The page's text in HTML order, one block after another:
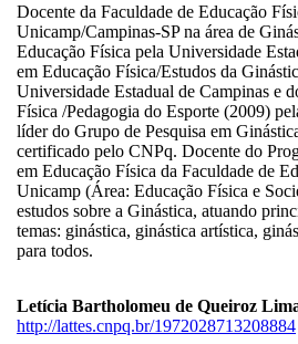
Docente da Faculdade de Educação
Unicamp/Campinas-SP na área de
Educação Física pela Universidade
em Educação Física/Estudos da
Universidade Estadual de Campinas e
Física /Pedagogia do Esporte (2009)
líder do Grupo de Pesquisa em
certificado pelo CNPq. Docente do
em Educação Física da Faculdade de
Unicamp (Área: Educação Física e
estudos sobre a Ginástica, atuando
temas: ginástica, ginástica artística,
para todos.
Letícia Bartholomeu de Queiroz
http://lattes.cnpq.br/1972028713208884